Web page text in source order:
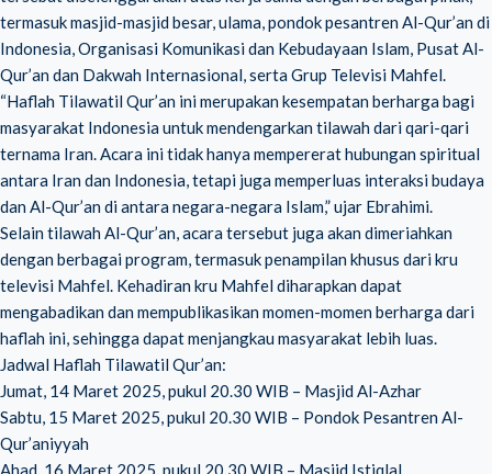
termasuk masjid-masjid besar, ulama, pondok pesantren Al-Qur’an di
Indonesia, Organisasi Komunikasi dan Kebudayaan Islam, Pusat Al-
Qur’an dan Dakwah Internasional, serta Grup Televisi Mahfel.
“Haflah Tilawatil Qur’an ini merupakan kesempatan berharga bagi
masyarakat Indonesia untuk mendengarkan tilawah dari qari-qari
ternama Iran. Acara ini tidak hanya mempererat hubungan spiritual
antara Iran dan Indonesia, tetapi juga memperluas interaksi budaya
dan Al-Qur’an di antara negara-negara Islam,” ujar Ebrahimi.
Selain tilawah Al-Qur’an, acara tersebut juga akan dimeriahkan
dengan berbagai program, termasuk penampilan khusus dari kru
televisi Mahfel. Kehadiran kru Mahfel diharapkan dapat
mengabadikan dan mempublikasikan momen-momen berharga dari
haflah ini, sehingga dapat menjangkau masyarakat lebih luas.
Jadwal Haflah Tilawatil Qur’an:
Jumat, 14 Maret 2025, pukul 20.30 WIB – Masjid Al-Azhar
Sabtu, 15 Maret 2025, pukul 20.30 WIB – Pondok Pesantren Al-
Qur’aniyyah
Ahad, 16 Maret 2025, pukul 20.30 WIB – Masjid Istiqlal